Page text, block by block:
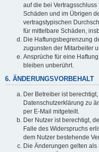
auf die bei
Schäden und im Übrigen
vertragstypischen
für mittelbare Schäden,
Die Haftungsbegrenzung
zugunsten der Mitarbeiter
Ansprüche für eine
bleiben unberührt.
6. ÄNDERUNGSVORBEHALT
Der Betreiber ist
Datenschutzerklärung zu
per E-Mail mitgeteilt.
Der Nutzer ist berechtigt,
Falle des Widerspruchs
dem Nutzer bestehende
Die Änderungen gelten